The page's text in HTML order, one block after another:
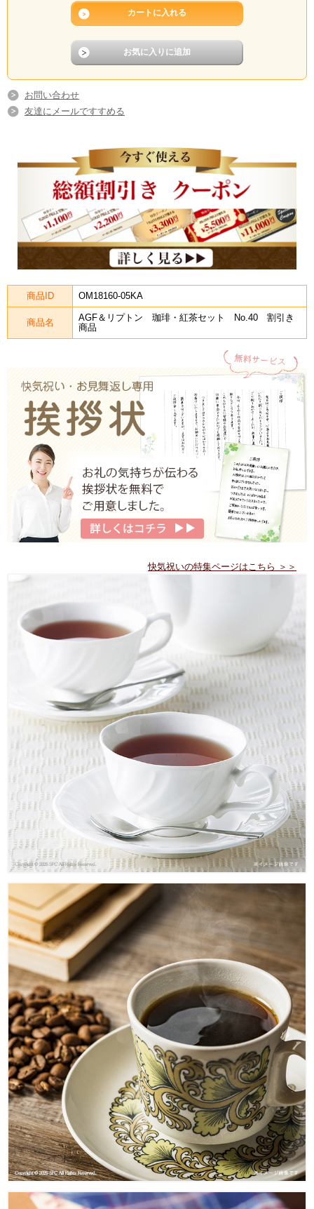
お問い合わせ
友達にメールですすめる
商品ID OM18160-05KA
商品名
AGF＆リプトン 珈琲・紅茶セット No.40 割引き
商品
快気祝いの特集ページはこちら ＞＞